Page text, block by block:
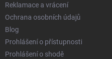
Reklamace a vrácení
Ochrana osobních údajů
Blog
Prohlášení o přístupnosti
Prohlášení o shodě